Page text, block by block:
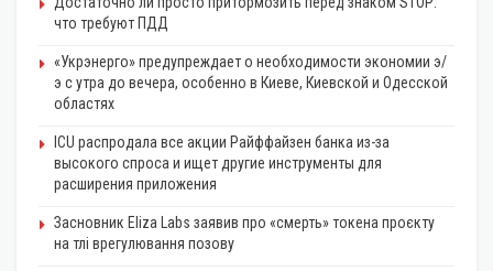
что требуют ПДД
«Укрэнерго» предупреждает о необходимости экономии э/
э с утра до вечера, особенно в Киеве, Киевской и Одесской
областях
ICU распродала все акции Райффайзен банка из-за
высокого спроса и ищет другие инструменты для
расширения приложения
Засновник Eliza Labs заявив про «смерть» токена проєкту
на тлі врегулювання позову